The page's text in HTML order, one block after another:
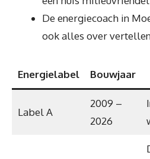
De energiecoach in
ook alles over
Energielabel Bouwjaar
Label A
2009 –
2026